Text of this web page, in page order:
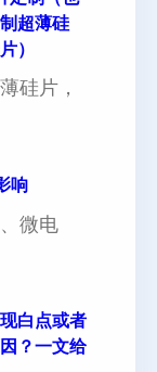
超薄硅
）
硅片，
响
微电
白点或者
？一文给